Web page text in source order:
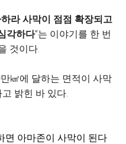
라 사막이 점점 확장되고
각하다”는 이야기를 한 번
것이다.
㎢에 달하는 면적이 사막
밝힌 바 있다.
면 아마존이 사막이 된다